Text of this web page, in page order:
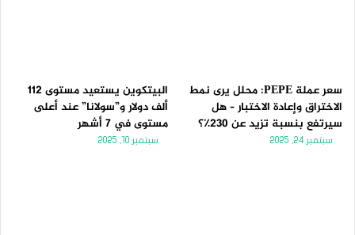
سعر عملة PEPE: محلل يرى نمط
الاختراق وإعادة الاختبار – هل
سيرتفع بنسبة تزيد عن 230٪؟
سبتمبر 24, 2025
البيتكوين يستعيد مستوى 112
ألف دولار و”سولانا” عند أعلى
مستوى في 7 أشهر
سبتمبر 10, 2025